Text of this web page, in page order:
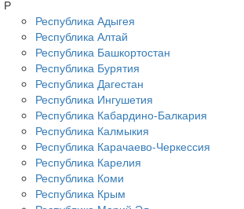
Р
Республика Адыгея
Республика Алтай
Республика Башкортостан
Республика Бурятия
Республика Дагестан
Республика Ингушетия
Республика Кабардино-Балкария
Республика Калмыкия
Республика Карачаево-Черкессия
Республика Карелия
Республика Коми
Республика Крым